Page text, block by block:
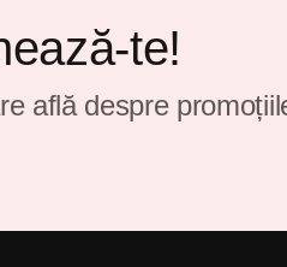
te!
află despre